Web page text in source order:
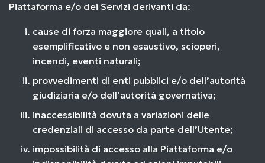
Piattaforma e/o dei Servizi derivanti da:
cause di forza maggiore quali, a titolo
esemplificativo e non esaustivo, scioperi,
incendi, eventi naturali;
provvedimenti di enti pubblici e/o dell’autorità
giudiziaria e/o dell’autorità governativa;
inaccessibilità dovuta a variazioni delle
credenziali di accesso da parte dell’Utente;
impossibilità di accesso alla Piattaforma e/o